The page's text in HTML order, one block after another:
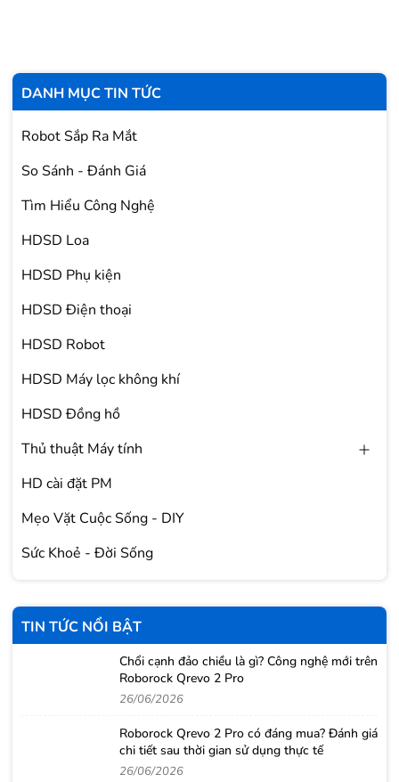
DANH MỤC TIN TỨC
Robot Sắp Ra Mắt
So Sánh - Đánh Giá
Tìm Hiểu Công Nghệ
HDSD Loa
HDSD Phụ kiện
HDSD Điện thoại
HDSD Robot
HDSD Máy lọc không khí
HDSD Đồng hồ
Thủ thuật Máy tính
HD cài đặt PM
Mẹo Vặt Cuộc Sống - DIY
Sức Khoẻ - Đời Sống
TIN TỨC NỔI BẬT
Chổi cạnh đảo chiều là gì? Công nghệ mới trên
Roborock Qrevo 2 Pro
26/06/2026
Roborock Qrevo 2 Pro có đáng mua? Đánh giá
chi tiết sau thời gian sử dụng thực tế
26/06/2026